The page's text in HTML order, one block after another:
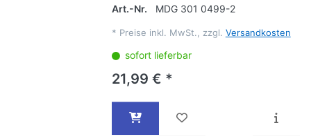
Art.-Nr. MDG 301 0499-2
* Preise inkl. MwSt., zzgl. Versandkosten
sofort lieferbar
21,99 € *